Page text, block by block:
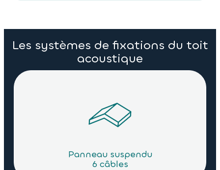
Autres dimensions nous consulter
Les systèmes de fixations du toit
acoustique
Panneau suspendu
6 câbles